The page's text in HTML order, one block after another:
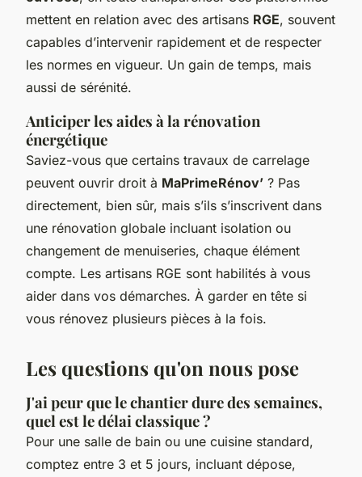
mettent en relation avec des artisans RGE, souvent
capables d’intervenir rapidement et de respecter
les normes en vigueur. Un gain de temps, mais
aussi de sérénité.
Anticiper les aides à la rénovation
énergétique
Saviez-vous que certains travaux de carrelage
peuvent ouvrir droit à MaPrimeRénov’ ? Pas
directement, bien sûr, mais s’ils s’inscrivent dans
une rénovation globale incluant isolation ou
changement de menuiseries, chaque élément
compte. Les artisans RGE sont habilités à vous
aider dans vos démarches. À garder en tête si
vous rénovez plusieurs pièces à la fois.
Les questions qu'on nous pose
J'ai peur que le chantier dure des semaines,
quel est le délai classique ?
Pour une salle de bain ou une cuisine standard,
comptez entre 3 et 5 jours, incluant dépose,